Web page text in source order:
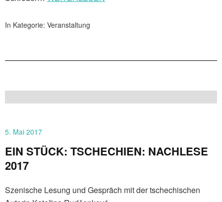
In Kategorie: Veranstaltung
5. Mai 2017
EIN STÜCK: TSCHECHIEN: NACHLESE
2017
Szenische Lesung und Gespräch mit der tschechischen